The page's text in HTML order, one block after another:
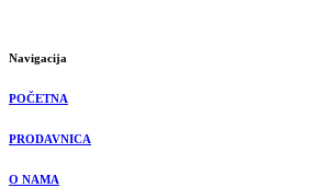
Navigacija
POČETNA
PRODAVNICA
O NAMA